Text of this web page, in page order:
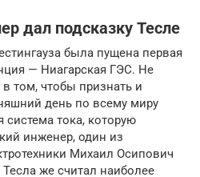
дал подсказку Тесле
была пущена первая
— Ниагарская ГЭС. Не
том, чтобы признать и
день по всему миру
система тока, которую
инженер, один из
Михаил Осипович
же считал наиболее